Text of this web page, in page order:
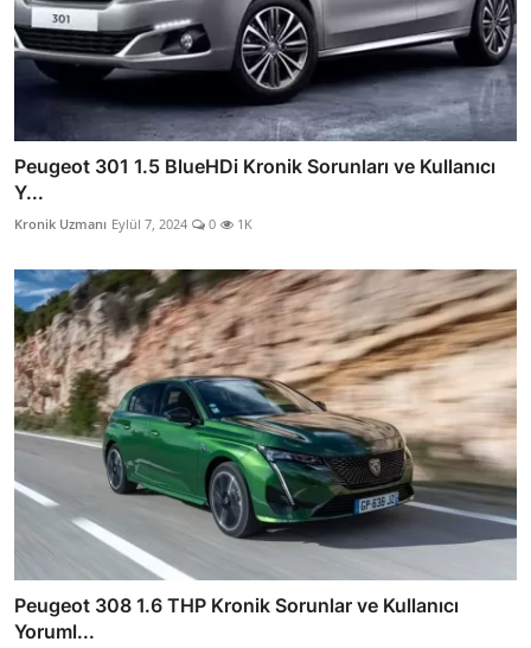
Peugeot 301 1.5 BlueHDi Kronik Sorunları ve Kullanıcı
Y...
Kronik Uzmanı Eylül 7, 2024 0 1K
Peugeot 308 1.6 THP Kronik Sorunlar ve Kullanıcı
Yoruml...